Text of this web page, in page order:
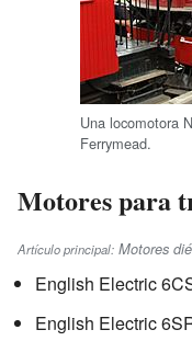
Una locomotora
Ferrymead.
Motores para
Artículo principal: Motores
English Electric
English Electric